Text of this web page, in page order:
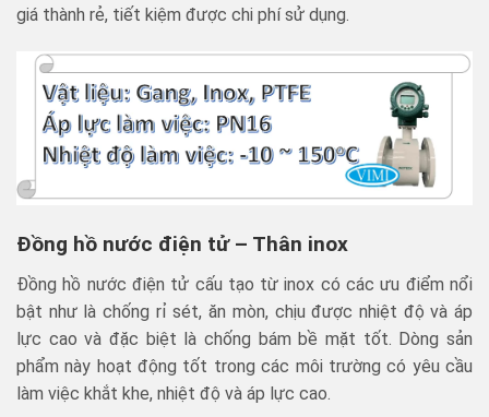
giá thành rẻ, tiết kiệm được chi phí sử dụng.
Đồng hồ nước điện tử– Thân inox
Đồng hồ nước điện tử cấu tạo từ inox có các ưu điểm nổi
bật như là chống rỉ sét, ăn mòn, chịu được nhiệt độ và áp
lực cao và đặc biệt là chống bám bề mặt tốt. Dòng sản
phẩm này hoạt động tốt trong các môi trường có yêu cầu
làm việc khắt khe, nhiệt độ và áp lực cao.